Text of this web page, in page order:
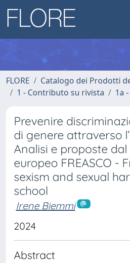
FLORE
Catalogo dei Prodotti
1 - Contributo su rivista
1a
Prevenire
di genere attraverso
Analisi e proposte
europeo FREASCO -
sexism and sexual
school
Irene Biemmi
2024
Abstract